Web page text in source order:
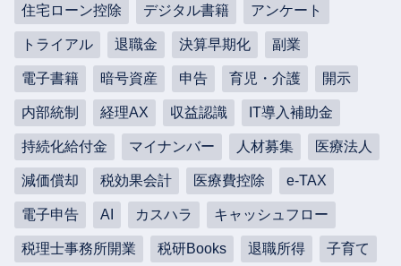
住宅ローン控除 デジタル書籍 アンケート
トライアル 退職金 決算早期化 副業
電子書籍 暗号資産 申告 育児・介護 開示
内部統制 経理AX 収益認識 IT導入補助金
持続化給付金 マイナンバー 人材募集 医療法人
減価償却 税効果会計 医療費控除 e-TAX
電子申告 AI カスハラ キャッシュフロー
税理士事務所開業 税研Books 退職所得 子育て